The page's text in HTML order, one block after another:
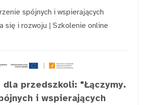
spójnych i wspierających
się i rozwoju | Szkolenie online
dla przedszkoli: "Łączymy.
i wspierających